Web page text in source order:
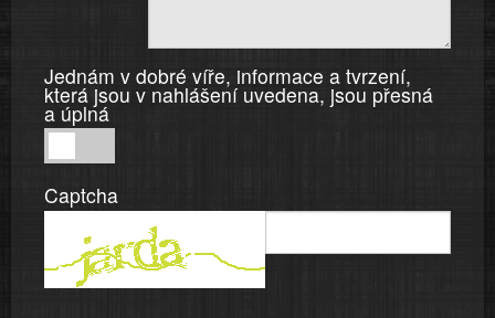
Jednám v dobré víře, informace a tvrzení,
která jsou v nahlášení uvedena, jsou přesná
a úplná
v
dobré
informace
Captcha